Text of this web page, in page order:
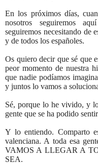
En los próximos días,
nosotros seguiremos
seguiremos necesitando de
y de todos los españoles.
Os quiero decir que sé que
peor momento de nuestra
que nadie podíamos
y juntos lo vamos a
Sé, porque lo he vivido, y
gente que se ha podido
Y lo entiendo. Comparto
valenciana. A toda esa
VAMOS A LLEGAR A
SEA.